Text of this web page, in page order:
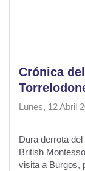
Crónica
Lunes, 12 Abril
Dura derrota
British
visita a Burgos,